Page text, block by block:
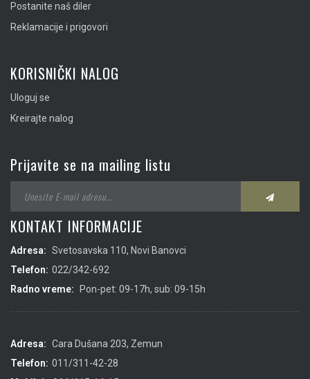
Postanite naš diler
Reklamacije i prigovori
KORISNIČKI NALOG
Uloguj se
Kreirajte nalog
Prijavite se na mailing listu
KONTAKT INFORMACIJE
Adresa: Svetosavska 110, Novi Banovci
Telefon: 022/342-692
Radno vreme:
Pon-pet: 09-17h, sub: 09-15h
Adresa: Cara Dušana 203, Zemun
Telefon: 011/311-42-28